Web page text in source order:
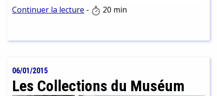
Continuer la lecture - 20 min
06/01/2015
Les Collections du Muséum